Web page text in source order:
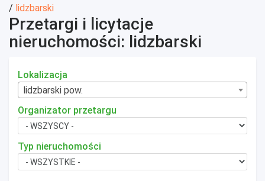
/ lidzbarski
Przetargi i licytacje
nieruchomości: lidzbarski
Lokalizacja
lidzbarski pow.
Organizator przetargu
Typ nieruchomości